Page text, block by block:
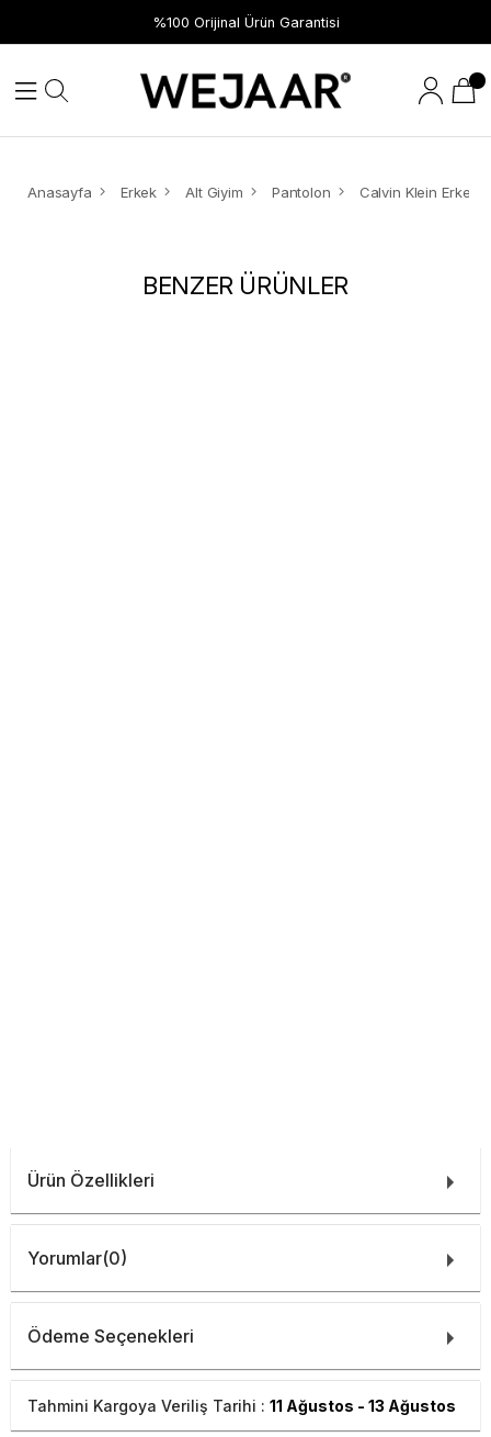
%100 Orijinal Ürün Garantisi
Hızlı Teslimat
Anasayfa Erkek Alt Giyim Pantolon
BENZER ÜRÜNLER
Ürün Özellikleri
Yorumlar(0)
Ödeme Seçenekleri
Tahmini Kargoya Veriliş Tarihi : 11 Ağustos - 13 Ağustos